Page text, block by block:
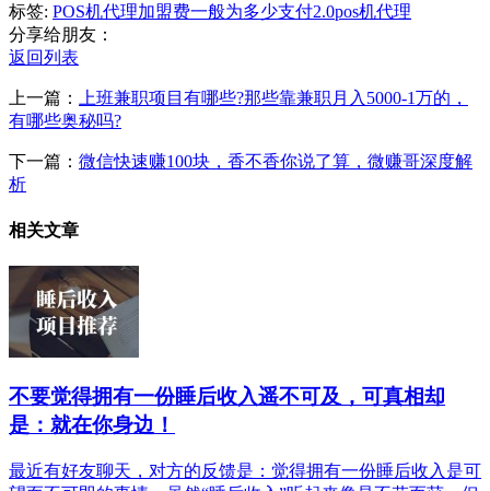
标签: POS机代理加盟费一般为多少支付2.0pos机代理
分享给朋友：
返回列表
上一篇：
上班兼职项目有哪些?那些靠兼职月入5000-1万的，
有哪些奥秘吗?
下一篇： 微信快速赚100块，香不香你说了算，微赚哥深度解
析
相关文章
不要觉得拥有一份睡后收入遥不可及，可真相却
是：就在你身边！
最近有好友聊天，对方的反馈是：觉得拥有一份睡后收入是可